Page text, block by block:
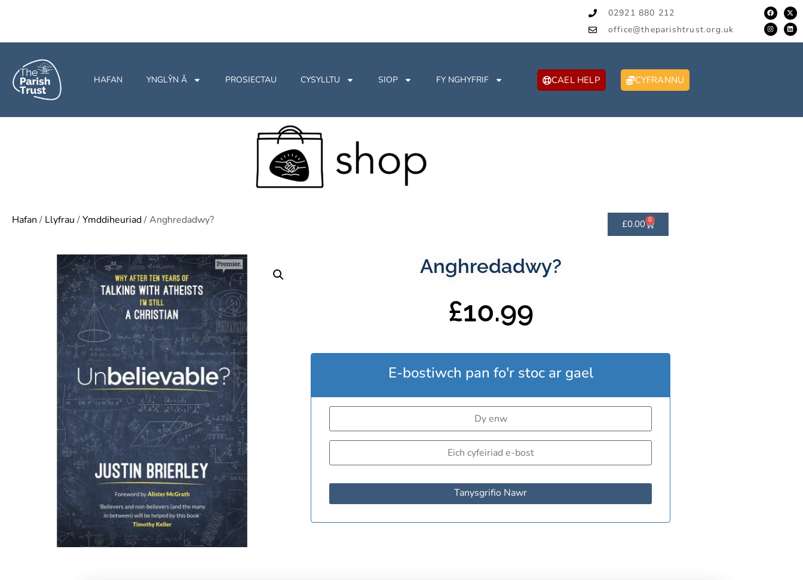
02921 880 212
office@theparishtrust.org.uk
HAFAN YNGLŶN Â PROSIECTAU CYSYLLTU SIOP FY NGHYFRIF CAEL HELP CYFRANNU
Hafan / Llyfrau /Ymddiheuriad/ Anghredadwy? £0.00 0
Anghredadwy?
£10.99
E-bostiwch pan fo'r stoc ar gael
Tanysgrifio Nawr